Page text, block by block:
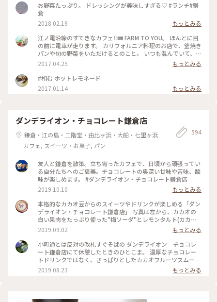
お野菜たっぷり。 ドレッシングが美味しすぎる♡ #ランチ#鎌
倉
2018.02.19
もっとみる
江ノ電沿線のすてきなカフェ‼︎🚃 FARM TO YOU。 ほんとに目
の前に電車が走ります。 カリフォルニア料理のお店で、釜焼き
パンや旬の野菜をいただけるとのこと。 いつも混んでいて、テ
イクアウトカフェのみなのですが、アルコールもあるので、ゆ
っくりしたいですﾟ･*:.｡. .｡.:*･゜ #farmtoyou #カリフォルニア
料理 #ランチ #カフェ #テイクアウト #由比ヶ浜 #鎌倉 #江ノ電
2017.04.25
もっとみる
#和む ホットレモネード
2017.01.14
もっとみる
ダンデライオン・チョコレート鎌倉店
鎌倉・江の島・二階堂・由比ヶ浜・大船・七里ヶ浜
カフェ, スイーツ・お菓子, パン
594
友人と鎌倉を散策。立ち寄ったカフェで、日頃から頑張ってい
る自分たちへのご褒美。チョコレートの奥深い甘味や苦味、酸
味が楽しめます。 #ダンデライオン・チョコレート鎌倉店
2019.10.10
もっとみる
本格的なカカオ豆からのスイーツやドリンクが楽しめる「ダン
デライオン・チョコレート鎌倉店」 写真は左から、カカオの
白い果肉をたっぷり使った"梅ソーダ"とレモンタルト(カカオ
の間にレモンがしっかりと挟まれており、カカオの苦味となん
だか合っている😱‼️) 窓の外からは鎌倉駅のホームが見え、春
になると桜🌸が窓を覆う感じに咲くようです🚃 ホームを行き
交う人達を見ながら、カフェもたまには素敵だなぁ…と感じま
した。 #チョコレート#わたしの街#ダンデライオン#カカオ#鎌
2019.09.02
もっとみる
小町通とは反対の改札すぐそばの ダンデライオン チョコレ
ート鎌倉店にて休憩したときのひとこま。 濃厚なチョコレー
トドリンクではなく、さっぱりとしたカカオフルーツスムージ
ーを。 美味しかったです～ そしておまけのお菓子も嬉しい。
#鎌倉 #ダンデライオンチョコレート #スムージー
2019.08.23 もっとみる